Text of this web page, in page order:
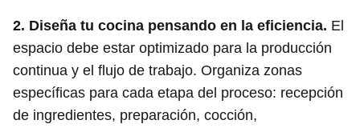
2. Diseña tu cocina pensando en la eficiencia. El
espacio debe estar optimizado para la producción
continua y el flujo de trabajo. Organiza zonas
específicas para cada etapa del proceso: recepción
de ingredientes, preparación, cocción,